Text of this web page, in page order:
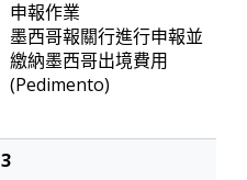
申報作業
墨西哥報關行進行申報並
繳納墨西哥出境費用
(Pedimento)
3